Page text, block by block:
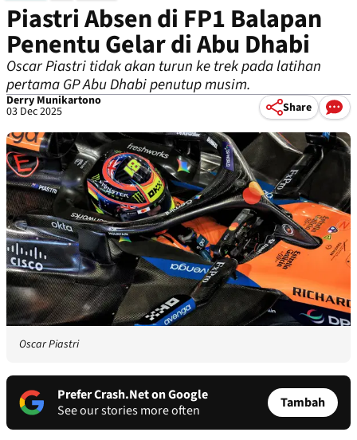
Piastri Absen di FP1 Balapan
Penentu Gelar di Abu Dhabi
Oscar Piastri tidak akan turun ke trek pada latihan
pertama GP Abu Dhabi penutup musim.
Derry Munikartono
03 Dec 2025 Share
Oscar Piastri
Prefer Crash.Net on Google
See our stories more often
Tambah